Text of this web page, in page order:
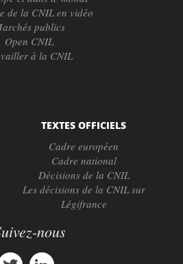
de la CNIL en vidéo
publics
Open CNIL
à la CNIL
TEXTES OFFICIELS
Cadre européen
Cadre national
Décisions de la CNIL
Les décisions de la CNIL sur
Légifrance
nous